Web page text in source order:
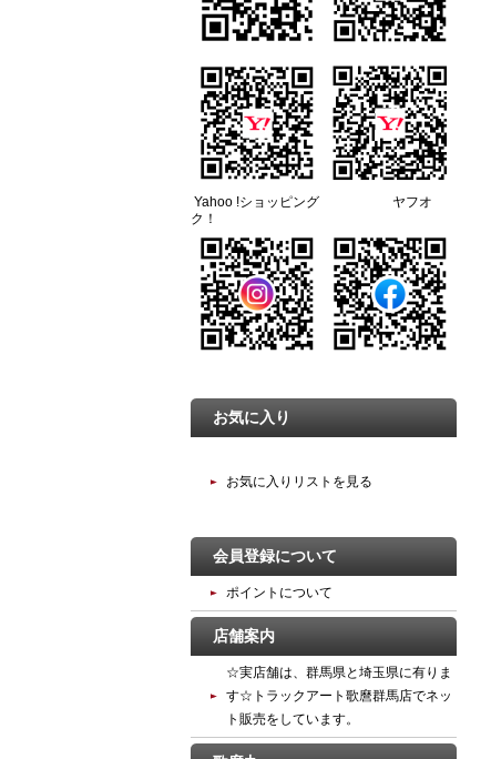
Yahoo !ショッピング ヤフオ
ク！
お気に入り
お気に入りリストを見る
会員登録について
ポイントについて
店舗案内
☆実店舗は、群馬県と埼玉県に有りま
す☆トラックアート歌麿群馬店でネッ
ト販売をしています。